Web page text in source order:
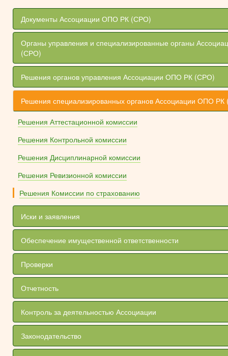
Документы Ассоциации ОПО РК (СРО)
Органы управления и специализированные органы
(СРО)
Решения органов управления Ассоциации ОПО РК (СРО)
Решения специализированных органов Ассоциации ОПО
Решения Аттестационной комиссии
Решения Контрольной комиссии
Решения Дисциплинарной комиссии
Решения Ревизионной комиссии
Решения Комиссии по страхованию
Иски и заявления
Обеспечение имущественной ответственности
Проверки
Отчетность
Контроль за деятельностью Ассоциации
Законодательство